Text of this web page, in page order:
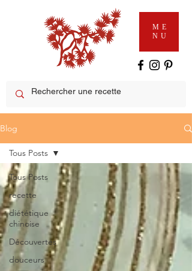
ME
NU
Blog
Tous Posts
recette
diététique
chinoise
Découvertes
douceurs
Tous Posts